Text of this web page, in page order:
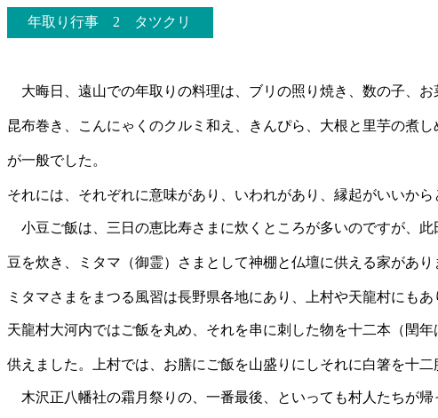
年取り行事 2 タツクリ
大晦日、遠山での年取りの料理は、ブリの照り焼き、数の子、お
昆布巻き、こんにゃくのクルミ和え、きんぴら、大根と里芋の煮
が一般でした。
それには、それぞれに意味があり、いわれがあり、縁起がいいから
小豆ご飯は、三日の恵比寿さまに炊くところが多いのですが、此
豆を炊き、ミタマ（御霊）さまとして神棚と仏壇に供える家があり
ミタマさまをまつる風習は長野県各地にあり、上村や天龍村にもあ
天龍村大河内ではご飯を丸め、それを串に刺した物を十二本（閏年
供えました。上村では、お膳にご飯を山盛りにしそれに白箸を十二
木沢正八幡社の霜月祭りの、一番最後、といっても村人たちが帰